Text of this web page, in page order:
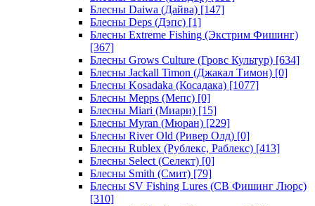
Блесны Daiwa (Дайва) [147]
Блесны Deps (Дэпс) [1]
Блесны Extreme Fishing (Экстрим Фишинг)
[367]
Блесны Grows Culture (Гровс Культур) [634]
Блесны Jackall Timon (Джакал Тимон) [0]
Блесны Kosadaka (Косадака) [1077]
Блесны Mepps (Мепс) [0]
Блесны Miari (Миари) [15]
Блесны Myran (Мюран) [229]
Блесны River Old (Ривер Олд) [0]
Блесны Rublex (Рублекс, Раблекс) [413]
Блесны Select (Селект) [0]
Блесны Smith (Смит) [79]
Блесны SV Fishing Lures (СВ Фишинг Люрс)
[310]